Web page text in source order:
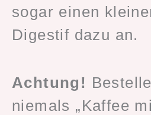
sogar einen
Digestif dazu an.
Achtung!
niemals „Kaffee